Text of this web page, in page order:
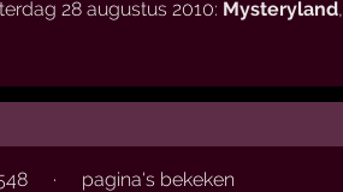
28 augustus 2010: Mysteryland,
·
pagina's bekeken